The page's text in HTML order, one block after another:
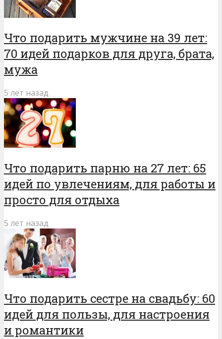
Что подарить мужчине на 39 лет:
70 идей подарков для друга, брата,
мужа
5 лет назад
Что подарить парню на 27 лет: 65
идей по увлечениям, для работы и
просто для отдыха
5 лет назад
Что подарить сестре на свадьбу: 60
идей для пользы, для настроения
и романтики